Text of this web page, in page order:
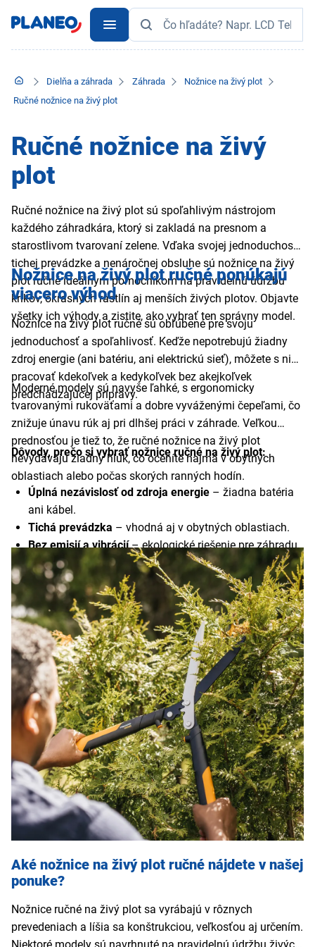
Dielňa a záhrada Záhrada
Nožnice na živý plot
Ručné nožnice na živý plot
Ručné nožnice na živý
plot
Ručné nožnice na živý plot sú spoľahlivým nástrojom
každého záhradkára, ktorý si zakladá na presnom a
starostlivom tvarovaní zelene. Vďaka svojej jednoduchosti,
tichej prevádzke a nenáročnej obsluhe sú nožnice na živý
plot ručné ideálnym pomocníkom na pravidelnú údržbu
kríkov, okrasných rastlín aj menších živých plotov. Objavte
všetky ich výhody a zistite, ako vybrať ten správny model.
Nožnice na živý plot ručné ponúkajú
viacero výhod
Nožnice na živý plot ručné sú obľúbené pre svoju
jednoduchosť a spoľahlivosť. Keďže nepotrebujú žiadny
zdroj energie (ani batériu, ani elektrickú sieť), môžete s nimi
pracovať kdekoľvek a kedykoľvek bez akejkoľvek
predchádzajúcej prípravy.
Moderné modely sú navyše ľahké, s ergonomicky
tvarovanými rukoväťami a dobre vyváženými čepeľami, čo
znižuje únavu rúk aj pri dlhšej práci v záhrade. Veľkou
prednosťou je tiež to, že ručné nožnice na živý plot
nevydávajú žiadny hluk, čo oceníte najmä v obytných
oblastiach alebo počas skorých ranných hodín.
Dôvody, prečo si vybrať nožnice ručné na živý plot:
Úplná nezávislosť od zdroja energie – žiadna batéria
ani kábel.
Tichá prevádzka – vhodná aj v obytných oblastiach.
Bez emisií a vibrácií– ekologické riešenie pre záhradu.
Jednoduché ovládanie– vhodné pre každého
záhradkára.
Nízka hmotnosť a kompaktné rozmery– pre pohodlnú
manipuláciu.
Vysoká presnosť strihu– ideálna na tvarovanie a
finálne úpravy.
Minimálna údržba– stačí pravidelné brúsenie a
čistenie čepelí.
Dlhá životnosť– pri správnom používaní a skladovaní.
Aké nožnice na živý plot ručné nájdete v našej
ponuke?
Nožnice ručné na živý plot sa vyrábajú v rôznych
prevedeniach a líšia sa konštrukciou, veľkosťou aj určením.